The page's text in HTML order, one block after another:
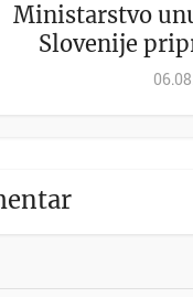
Ministarstvo
Slovenije